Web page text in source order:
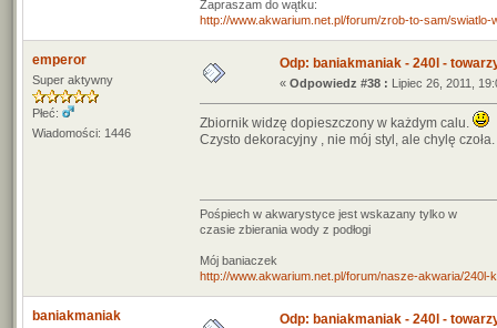
Zapraszam do wątku:
http://www.akwarium.net.pl/forum/zrob-to-sam/
emperor
Super aktywny
Płeć:
Wiadomości: 1446
Odp: baniakmaniak - 240l -
« Odpowiedz #38 : Lipiec 26, 2011,
Zbiornik widzę dopieszczony w każdym calu.
Czysto dekoracyjny , nie mój styl, ale chylę czoła.
Pośpiech w akwarystyce jest wskazany tylko w
czasie zbierania wody z podłogi
Mój baniaczek
http://www.akwarium.net.pl/forum/nasze-akwaria/240l-
baniakmaniak Odp: baniakmaniak - 240l -